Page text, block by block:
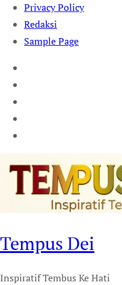
Privacy Policy
Redaksi
Sample Page
Tempus Dei
Inspiratif Tembus Ke Hati